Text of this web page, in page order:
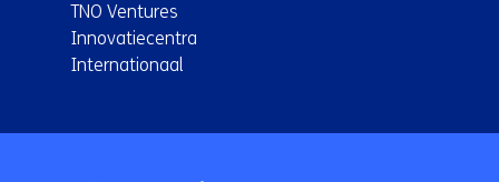
TNO Ventures
Innovatiecentra
Internationaal